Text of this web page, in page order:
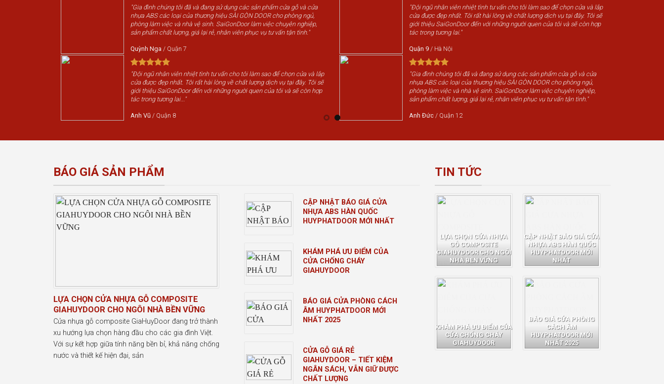
"Gia đình chúng tôi đã và đang sử dụng các sản phẩm cửa gỗ và cửa
nhựa ABS các loại của thương hiệu SÀI GÒN DOOR cho phòng ngủ,
phòng làm việc và nhà vệ sinh. SaiGonDoor làm việc chuyên nghiệp,
sản phẩm chất lượng, giá lại rẻ, nhân viên phục vụ tư vấn tận tình."
Quỳnh Nga / Quận 7
"Đội ngũ nhân viên nhiệt tình tư vấn cho tôi làm sao để chọn cửa và lắp
cửa được đẹp nhất. Tôi rất hài lòng về chất lượng dịch vụ tại đây. Tôi sẽ
giới thiệu SaiGonDoor đến với những người quen của tôi và sẽ còn hợp
tác trong tương lai."
Quận 9 / Hà Nội
"Đội ngũ nhân viên nhiệt tình tư vấn cho tôi làm sao để chọn cửa và lắp
cửa được đẹp nhất. Tôi rất hài lòng về chất lượng dịch vụ tại đây. Tôi sẽ
giới thiệu SaiGonDoor đến với những người quen của tôi và sẽ còn hợp
tác trong tương lai..."
Anh Vũ / Quận 8
"Gia đình chúng tôi đã và đang sử dụng các sản phẩm cửa gỗ và cửa
nhựa ABS các loại của thương hiệu SÀI GÒN DOOR cho phòng ngủ,
phòng làm việc và nhà vệ sinh. SaiGonDoor làm việc chuyên nghiệp,
sản phẩm chất lượng, giá lại rẻ, nhân viên phục vụ tư vấn tận tình."
Anh Đức / Quận 12
BÁO GIÁ SẢN PHẨM
LỰA CHỌN CỬA NHỰA GỖ COMPOSITE
GIAHUYDOOR CHO NGÔI NHÀ BỀN VỮNG
Cửa nhựa gỗ composite GiaHuyDoor đang trở thành
xu hướng lựa chọn hàng đầu cho các gia đình Việt.
Với sự kết hợp giữa tính năng bền bỉ, khả năng chống
nước và thiết kế hiện đại, sản
CẬP NHẬT BÁO GIÁ CỬA
NHỰA ABS HÀN QUỐC
HUYPHATDOOR MỚI NHẤT
KHÁM PHÁ ƯU ĐIỂM CỦA
CỬA CHỐNG CHÁY
GIAHUYDOOR
BÁO GIÁ CỬA PHÒNG CÁCH
ÂM HUYPHATDOOR MỚI
NHẤT 2025
CỬA GỖ GIÁ RẺ
GIAHUYDOOR – TIẾT KIỆM
NGÂN SÁCH, VẪN GIỮ ĐƯỢC
CHẤT LƯỢNG
TIN TỨC
LỰA CHỌN CỬA NHỰA
GỖ COMPOSITE
GIAHUYDOOR CHO NGÔI
NHÀ BỀN VỮNG
CẬP NHẬT BÁO GIÁ CỬA
NHỰA ABS HÀN QUỐC
HUYPHATDOOR MỚI
NHẤT
KHÁM PHÁ ƯU ĐIỂM CỦA
CỬA CHỐNG CHÁY
GIAHUYDOOR
BÁO GIÁ CỬA PHÒNG
CÁCH ÂM
HUYPHATDOOR MỚI
NHẤT 2025